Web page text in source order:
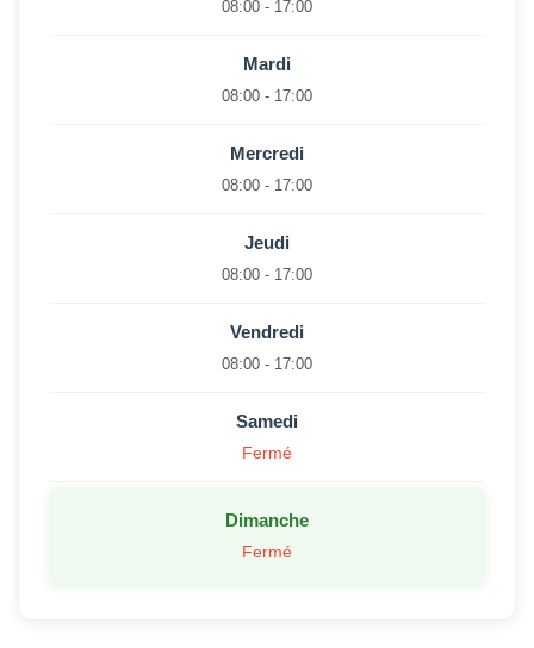
08:00 - 17:00
Mardi
08:00 - 17:00
Mercredi
08:00 - 17:00
Jeudi
08:00 - 17:00
Vendredi
08:00 - 17:00
Samedi
Fermé
Dimanche
Fermé